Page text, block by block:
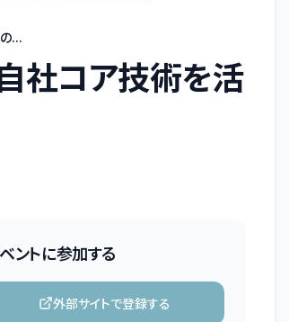
...
社コア技術を活
ントに参加する
外部サイトで登録する